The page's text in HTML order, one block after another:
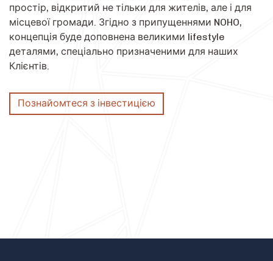
простір, відкритий не тільки для жителів, але і для
місцевої громади. Згідно з припущеннями NOHO,
концепція буде доповнена великими lifestyle
деталями, спеціально призначеними для наших
Клієнтів.
Познайомтеся з інвестицією